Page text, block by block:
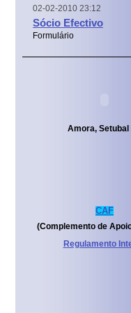
02-02-2010 23:12
Sócio Efectivo
Formulário
Amora, Setubal
CAF
(Complemento de
Regulamento